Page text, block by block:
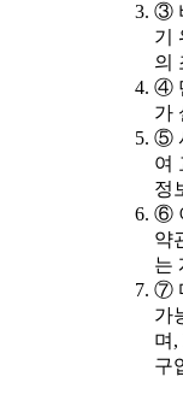
③
기
의
④
가
⑤
여
정
⑥
약
는
⑦
가
며,
구